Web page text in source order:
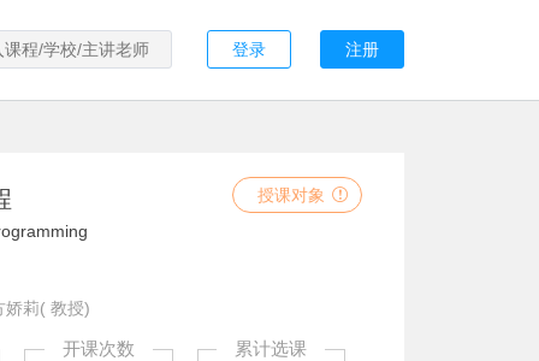
登录 注册
授课对象
娇莉( 教授)
开课次数
累计选课